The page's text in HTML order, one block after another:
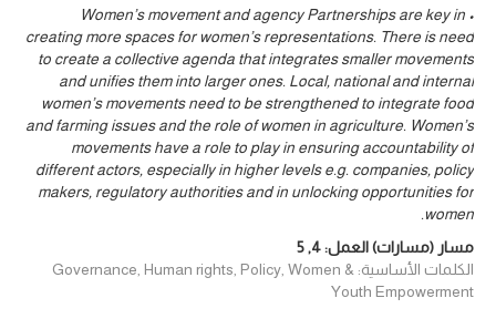
• Women’s movement and agency Partnerships are key in
creating more spaces for women’s representations. There is need
to create a collective agenda that integrates smaller movements
and unifies them into larger ones. Local, national and internal
women’s movements need to be strengthened to integrate food
and farming issues and the role of women in agriculture. Women’s
movements have a role to play in ensuring accountability of
different actors, especially in higher levels e.g. companies, policy
makers, regulatory authorities and in unlocking opportunities for
women.
مسار (مسارات) العمل:4
,
5
الكلمات الأساسية: Governance, Human rights, Policy, Women &
Youth Empowerment